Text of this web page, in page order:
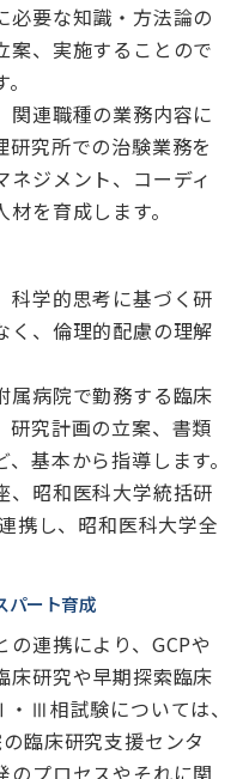
必要な知識・方法論の
案、実施することので
関連職種の業務内容に
研究所での治験業務を
ジメント、コーディ
を育成します。
科学的思考に基づく研
く、倫理的配慮の理解
属病院で勤務する臨床
研究計画の立案、書類
基本から指導します。
、昭和医科大学統括研
携し、昭和医科大学全
パート育成
連携により、GCPや
床研究や早期探索臨床
Ⅲ相試験については、
臨床研究支援センタ
のプロセスやそれに関